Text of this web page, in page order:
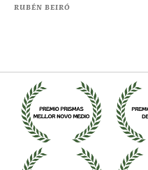
RUBÉN BEIRÓ